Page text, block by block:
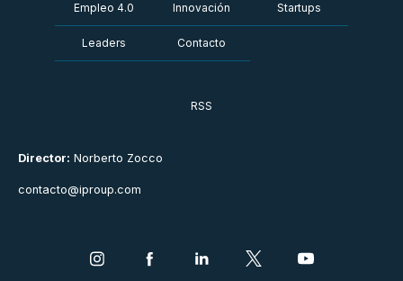
Director: Norberto Zocco
contacto@iproup.com
Empleo 4.0 Innovación Startups
Leaders Contacto
RSS